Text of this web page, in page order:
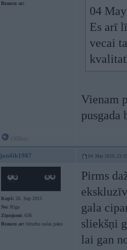
Braucu ar:
04
Es arī
vecai
Vienam
pusgada
jan4ik1987 04. May 2020,
Kopš: 26. Sep 2011
No: Rīga
Ziņojumi: 636
Braucu ar: biturbo sulas paku
Pirms
gala
sliekšņi
lai gan